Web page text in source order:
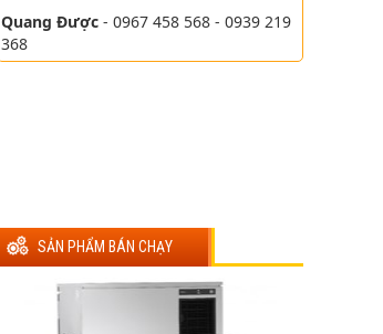
Quang Được - 0967 458 568 - 0939 219
368
SẢN PHẨM BÁN CHẠY